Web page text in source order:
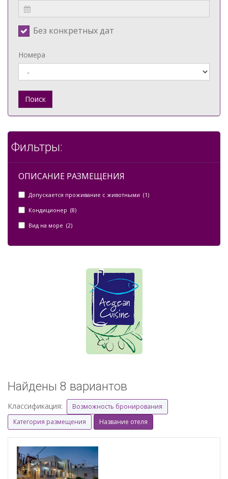
Без конкретных дат
Номера
Поиск
Фильтры:
ОПИСАНИЕ РАЗМЕЩЕНИЯ
Допускается проживание с животными (1)
Кондиционер (8)
Вид на море (2)
Найдены 8 вариантов
Классификация:
Возможность бронирования
Категория размещения
Название отеля